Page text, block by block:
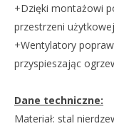
+Dzięki montażowi
przestrzeni
+Wentylatory
przyspieszając
Dane techniczne:
Materiał: stal